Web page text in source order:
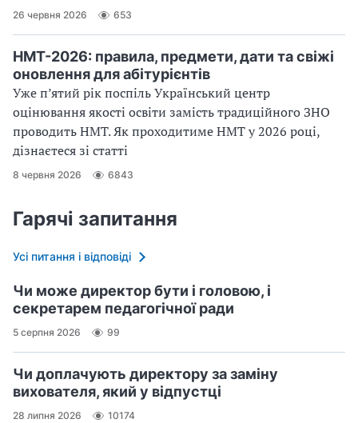
26 червня 2026 653
НМТ-2026: правила, предмети, дати та свіжі
оновлення для абітурієнтів
Уже п’ятий рік поспіль Український центр
оцінювання якості освіти замість традиційного ЗНО
проводить НМТ. Як проходитиме НМТ у 2026 році,
дізнаєтеся зі статті
8 червня 2026 6843
Гарячі запитання
Усі питання і відповіді
Чи може директор бути і головою, і
секретарем педагогічної ради
5 серпня 2026 99
Чи доплачують директору за заміну
вихователя, який у відпустці
28 липня 2026 10174